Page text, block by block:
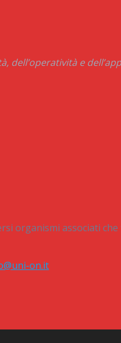
dell’operatività e
organismi associati
on.it